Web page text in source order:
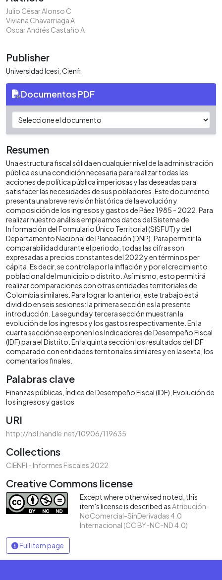
Julio César Alonso C
Viviana Chavarriaga A
Oscar Andrés Castaño A
Publisher
Universidad Icesi; Cienfi
Documentos PDF
Resumen
Una estructura fiscal sólida en cualquier nivel de la administración
pública es una condición necesaria para realizar todas las
acciones de política pública imperiosas y las deseadas para
satisfacer las necesidades de sus pobladores. Este documento
presenta una breve revisión histórica de la evolución y
composición de los ingresos y gastos de Páez 1985 - 2022. Para
realizar nuestro análisis empleamos datos del Sistema de
Información del Formulario Único Territorial (SISFUT) y del
Departamento Nacional de Planeación (DNP). Para permitir la
comparabilidad durante el periodo, todas las cifras son
expresadas a precios constantes del 2022 y en términos per
cápita. Es decir, se controla por la inflación y por el crecimiento
poblacional del municipio o distrito. Así mismo, esto permitirá
realizar comparaciones con otras entidades territoriales de
Colombia similares. Para lograr lo anterior, este trabajo está
dividido en seis sesiones: la primera sección es la presente
introducción. La segunda y tercera sección muestran la
evolución de los ingresos y los gastos respectivamente. En la
cuarta sección se exponen los Indicadores de Desempeño Fiscal
(IDF) para el Distrito. En la quinta sección los resultados del IDF
comparado con entidades territoriales similares y en la sexta, los
comentarios finales.
Palabras clave
Finanzas públicas Índice de Desempeño Fiscal (IDF) Evolución de
los ingresos y gastos
URI
http://hdl.handle.net/10906/119635
Collections
CIENFI - Informes Fiscales 2022
Creative Commons license
Except where otherwised noted, this
item's license is described asAtribución-
NoComercial-SinDerivadas 4.0
Internacional (CC BY-NC-ND 4.0)
Full item page